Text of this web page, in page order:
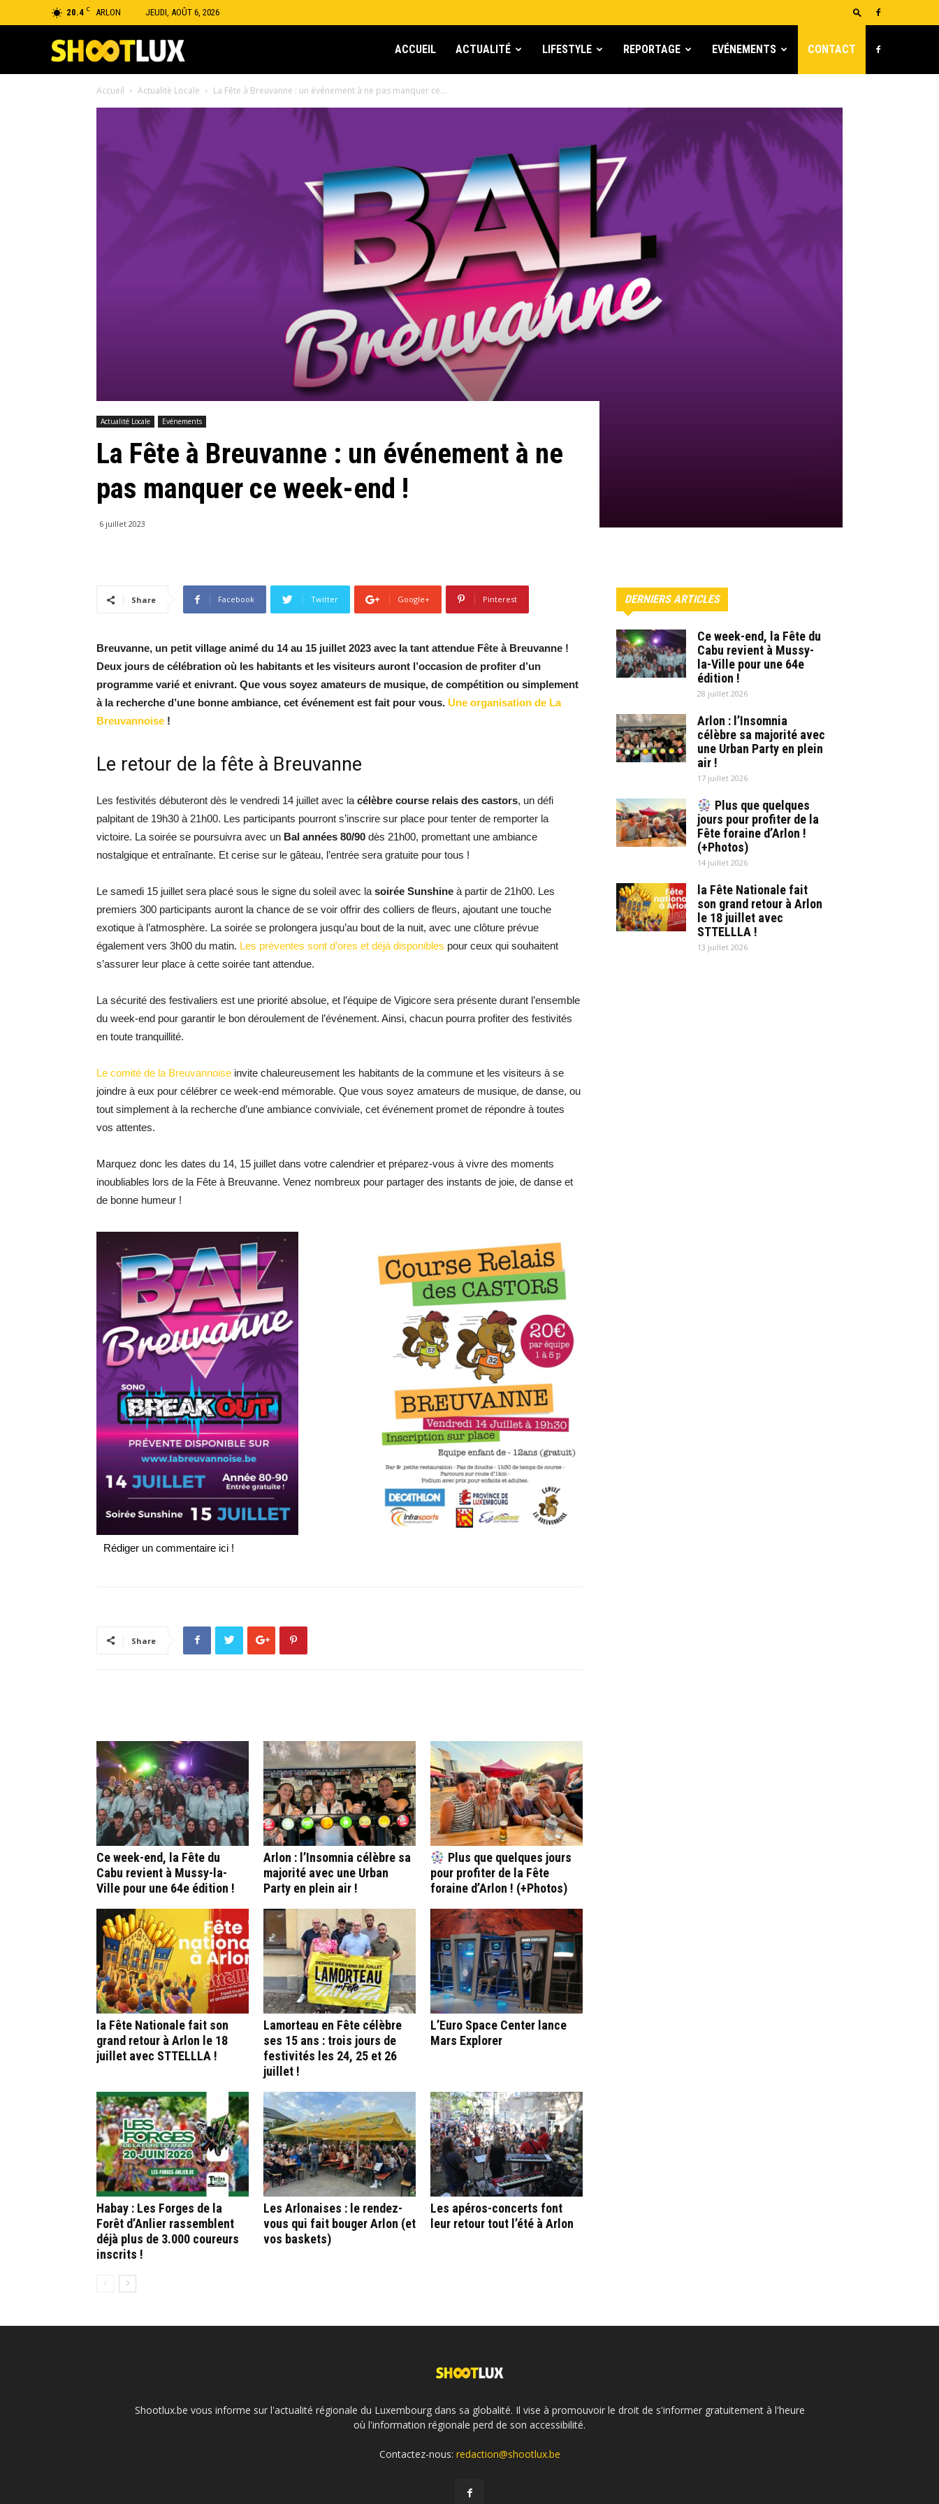
20.4 C ARLON JEUDI, AOÛT 6, 2026
ACCUEIL ACTUALITÉ LIFESTYLE REPORTAGE EVÉNEMENTS CONTACT
Accueil Actualité Locale La Fête à Breuvanne : un événement à ne pas manquer ce...
Actualité Locale Evénements
La Fête à Breuvanne : un événement à ne
pas manquer ce week-end !
6 juillet 2023
Share Facebook Twitter Google+ Pinterest
Breuvanne, un petit village animé du 14 au 15 juillet 2023 avec la tant attendue Fête à Breuvanne !
Deux jours de célébration où les habitants et les visiteurs auront l’occasion de profiter d’un
programme varié et enivrant. Que vous soyez amateurs de musique, de compétition ou simplement
à la recherche d’une bonne ambiance, cet événement est fait pour vous. Une organisation de La
Breuvannoise !
Le retour de la fête à Breuvanne
Les festivités débuteront dès le vendredi 14 juillet avec la célèbre course relais des castors, un défi
palpitant de 19h30 à 21h00. Les participants pourront s’inscrire sur place pour tenter de remporter la
victoire. La soirée se poursuivra avec un Bal années 80/90 dès 21h00, promettant une ambiance
nostalgique et entraînante. Et cerise sur le gâteau, l’entrée sera gratuite pour tous !
Le samedi 15 juillet sera placé sous le signe du soleil avec la soirée Sunshine à partir de 21h00. Les
premiers 300 participants auront la chance de se voir offrir des colliers de fleurs, ajoutant une touche
exotique à l’atmosphère. La soirée se prolongera jusqu’au bout de la nuit, avec une clôture prévue
également vers 3h00 du matin. Les préventes sont d’ores et déjà disponibles pour ceux qui souhaitent
s’assurer leur place à cette soirée tant attendue.
La sécurité des festivaliers est une priorité absolue, et l’équipe de Vigicore sera présente durant l’ensemble
du week-end pour garantir le bon déroulement de l’événement. Ainsi, chacun pourra profiter des festivités
en toute tranquillité.
Le comité de la Breuvannoise invite chaleureusement les habitants de la commune et les visiteurs à se
joindre à eux pour célébrer ce week-end mémorable. Que vous soyez amateurs de musique, de danse, ou
tout simplement à la recherche d’une ambiance conviviale, cet événement promet de répondre à toutes
vos attentes.
Marquez donc les dates du 14, 15 juillet dans votre calendrier et préparez-vous à vivre des moments
inoubliables lors de la Fête à Breuvanne. Venez nombreux pour partager des instants de joie, de danse et
de bonne humeur !
Rédiger un commentaire ici !
Share
Ce week-end, la Fête du
Cabu revient à Mussy-la-
Ville pour une 64e édition !
Arlon : l’Insomnia célèbre sa
majorité avec une Urban
Party en plein air !
Plus que quelques jours
pour profiter de la Fête
foraine d’Arlon ! (+Photos)
la Fête Nationale fait son
grand retour à Arlon le 18
juillet avec STTELLLA !
Lamorteau en Fête célèbre
ses 15 ans : trois jours de
festivités les 24, 25 et 26
juillet !
L’Euro Space Center lance
Mars Explorer
Habay : Les Forges de la
Forêt d’Anlier rassemblent
déjà plus de 3.000 coureurs
inscrits !
Les Arlonaises : le rendez-
vous qui fait bouger Arlon (et
vos baskets)
Les apéros-concerts font
leur retour tout l’été à Arlon
DERNIERS ARTICLES
Ce week-end, la Fête du
Cabu revient à Mussy-
la-Ville pour une 64e
édition !
28 juillet 2026
Arlon : l’Insomnia
célèbre sa majorité avec
une Urban Party en plein
air !
17 juillet 2026
Plus que quelques
jours pour profiter de la
Fête foraine d’Arlon !
(+Photos)
14 juillet 2026
la Fête Nationale fait
son grand retour à Arlon
le 18 juillet avec
STTELLLA !
13 juillet 2026
Shootlux.be vous informe sur l'actualité régionale du Luxembourg dans sa globalité. Il vise à promouvoir le droit de s'informer gratuitement à l'heure
où l'information régionale perd de son accessibilité.
Contactez-nous: redaction@shootlux.be